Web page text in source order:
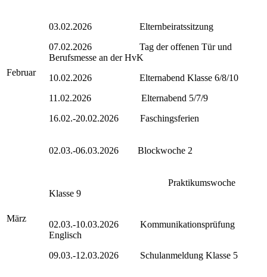
Februar
03.02.2026 Elternbeiratssitzung
07.02.2026 Tag der offenen Tür und
Berufsmesse an der HvK
10.02.2026 Elternabend Klasse 6/8/10
11.02.2026 Elternabend 5/7/9
16.02.-20.02.2026 Faschingsferien
März
02.03.-06.03.2026 Blockwoche 2
Praktikumswoche
Klasse 9
02.03.-10.03.2026 Kommunikationsprüfung
Englisch
09.03.-12.03.2026 Schulanmeldung Klasse 5